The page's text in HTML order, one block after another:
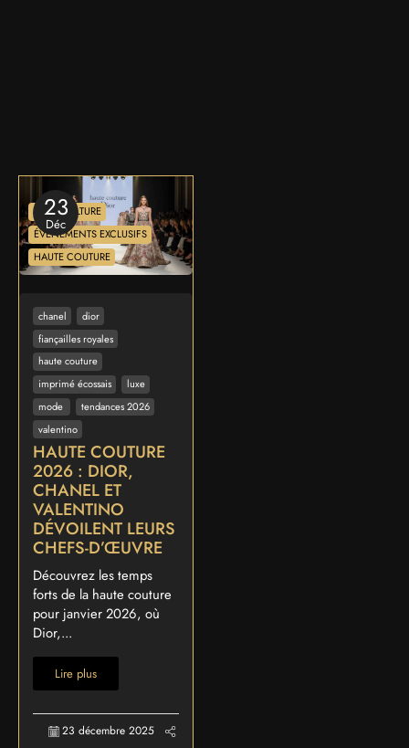
23
Déc
ART & CULTURE
ÉVÉNEMENTS EXCLUSIFS
HAUTE COUTURE
chanel
dior
fiançailles royales
haute couture
imprimé écossais
luxe
mode
tendances 2026
valentino
HAUTE COUTURE
2026 : DIOR,
CHANEL ET
VALENTINO
DÉVOILENT LEURS
CHEFS-D’ŒUVRE
Découvrez les temps
forts de la haute couture
pour janvier 2026, où
Dior,...
Lire plus
23 décembre 2025